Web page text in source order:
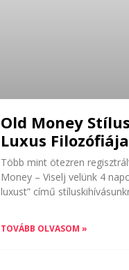
Old Money
Luxus Filozófiája
Több mint ötezren
Money – Viselj velünk 4
luxust” című
TOVÁBB OLVASOM »